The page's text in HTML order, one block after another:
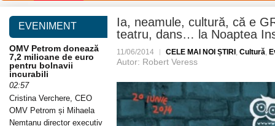
Ia, neamule, cultură, că e
teatru, dans… la Noaptea
11/06/2014 CELE MAI NOI ȘTIRI , Cultură,
Autor: Robert Veress
EVENIMENT
OMV Petrom donează
7,2 milioane de euro
pentru bolnavii
incurabili
02:57
Cristina Verchere, CEO
OMV Petrom și Mihaela
Nemțanu director executiv